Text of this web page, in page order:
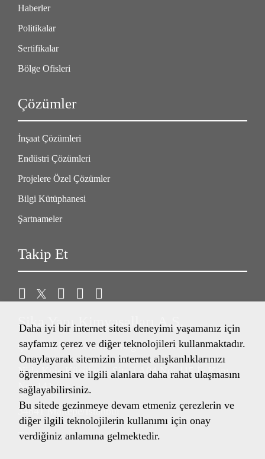
Haberler
Politikalar
Sertifikalar
Bölge Ofisleri
Çözümler
İnşaat Çözümleri
Endüstri Çözümleri
Projelere Özel Çözümler
Bilgi Kütüphanesi
Şartnameler
Takip Et
Sika Yapı Kimyasalları A.Ş.
Çınar Mahallesi Rıfkı Tongsir Caddesi
Nida Kule Küçükyalı Sitesi A04 No: 115 İç Kapı
No: 141
34841 Maltepe/İstanbul
Türkiye
Daha iyi bir internet sitesi deneyimi yaşamanız için
sayfamız çerez ve diğer teknolojileri kullanmaktadır.
Onaylayarak sitemizin internet alışkanlıklarınızı
öğrenmesini ve ilgili alanlara daha rahat ulaşmasını
sağlayabilirsiniz.
Bu sitede gezinmeye devam etmeniz çerezlerin ve
diğer ilgili teknolojilerin kullanımı için onay
verdiğiniz anlamına gelmektedir.